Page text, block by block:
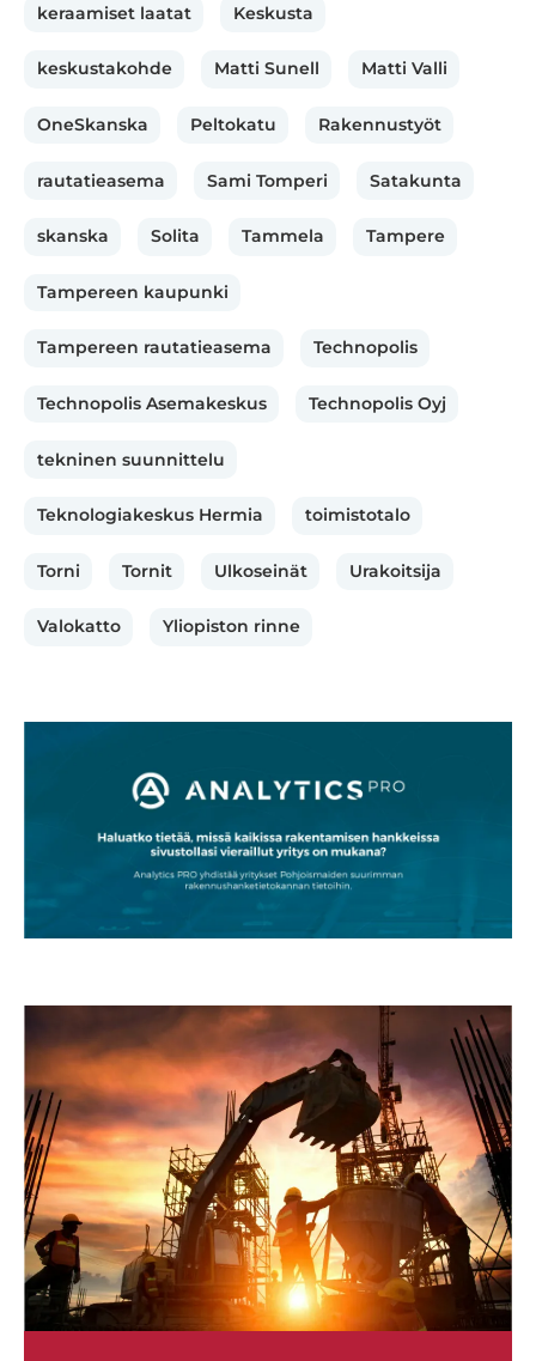
keraamiset laatat Keskusta
keskustakohde Matti Sunell Matti Valli
OneSkanska Peltokatu Rakennustyöt
rautatieasema Sami Tomperi Satakunta
skanska Solita Tammela Tampere
Tampereen kaupunki
Tampereen rautatieasema Technopolis
Technopolis Asemakeskus Technopolis Oyj
tekninen suunnittelu
Teknologiakeskus Hermia toimistotalo
Torni Tornit Ulkoseinät Urakoitsija
Valokatto Yliopiston rinne